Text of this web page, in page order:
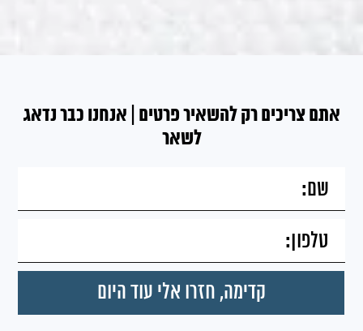
אתם צריכים רק להשאיר פרטים | אנחנו כבר נדאג
לשאר